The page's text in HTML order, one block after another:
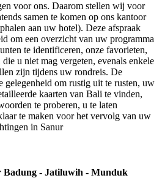
voor ons. Daarom stellen wij voor
samen te komen op ons kantoor
aan uw hotel). Deze afspraak
om een overzicht van uw programma
te identificeren, onze favorieten,
u niet mag vergeten, evenals enkele
zijn tijdens uw rondreis. De
gelegenheid om rustig uit te rusten, uw
kaarten van Bali te vinden,
te proberen, u te laten
te maken voor het vervolg van uw
in Sanur
Badung - Jatiluwih - Munduk